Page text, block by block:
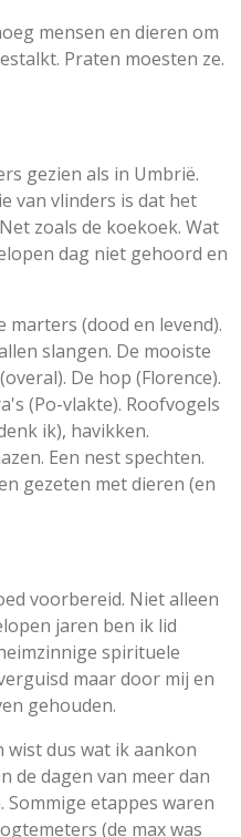
mensen en dieren om
Praten moesten ze.
gezien als in Umbrië.
van vlinders is dat het
zoals de koekoek. Wat
dag niet gehoord en
marters (dood en levend).
slangen. De mooiste
De hop (Florence).
(Po-vlakte). Roofvogels
ik), havikken.
Een nest spechten.
gezeten met dieren (en
voorbereid. Niet alleen
jaren ben ik lid
spirituele
maar door mij en
gehouden.
wist dus wat ik aankon
de dagen van meer dan
etappes waren
(de max was